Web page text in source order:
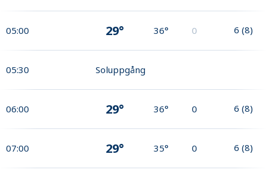
05:00 29° 36° 0 6 (8)
05:30 Soluppgång
06:00 29° 36° 0 6 (8)
07:00 29° 35° 0 6 (8)